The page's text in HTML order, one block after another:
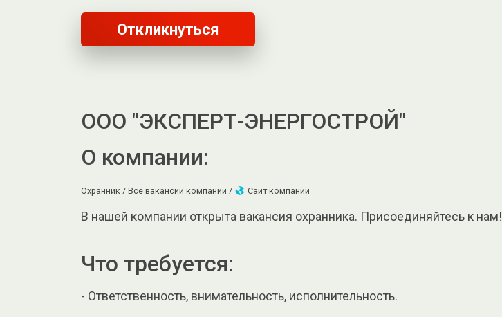
Откликнуться
ООО "ЭКСПЕРТ-ЭНЕРГОСТРОЙ"
О компании:
Охранник / Все вакансии компании / Сайт компании
В нашей компании открыта вакансия охранника. Присоединяйтесь к нам!
Что требуется:
- Ответственность, внимательность, исполнительность.